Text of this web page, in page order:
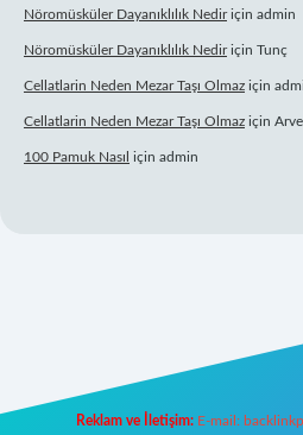
Nöromüsküler Dayanıklılık Nediriçin admin
Nöromüsküler Dayanıklılık Nediriçin Tunç
Cellatlarin Neden Mezar Taşı Olmaz için
Cellatlarin Neden Mezar Taşı Olmaz için
100 Pamuk Nasıl için admin
Reklam ve İletişim: E-mail: